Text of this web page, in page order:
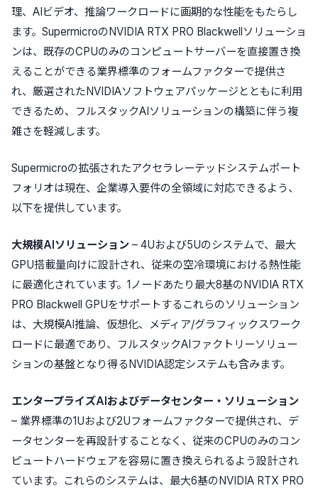
理、AIビデオ、推論ワークロードに画期的な性能をもたらし
ます。SupermicroのNVIDIA RTX PRO Blackwellソリューショ
ンは、既存のCPUのみのコンピュートサーバーを直接置き換
えることができる業界標準のフォームファクターで提供さ
れ、厳選されたNVIDIAソフトウェアパッケージとともに利用
できるため、フルスタックAIソリューションの構築に伴う複
雑さを軽減します。
Supermicroの拡張されたアクセラレーテッドシステムポート
フォリオは現在、企業導入要件の全領域に対応できるよう、
以下を提供しています。
大規模AIソリューション – 4Uおよび5Uのシステムで、最大
GPU搭載量向けに設計され、従来の空冷環境における熱性能
に最適化されています。1ノードあたり最大8基のNVIDIA RTX
PRO Blackwell GPUをサポートするこれらのソリューション
は、大規模AI推論、仮想化、メディア/グラフィックスワーク
ロードに最適であり、フルスタックAIファクトリーソリュー
ションの基盤となり得るNVIDIA認定システムも含みます。
エンタープライズAIおよびデータセンター・ソリューション
– 業界標準の1Uおよび2Uフォームファクターで提供され、デ
ータセンターを再設計することなく、従来のCPUのみのコン
ピュートハードウェアを容易に置き換えられるよう設計され
ています。これらのシステムは、最大6基のNVIDIA RTX PRO